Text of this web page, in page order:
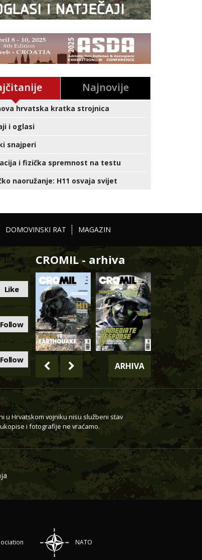
Najnovije
hrvatska kratka strojnica
i oglasi
snajperi
i fizička spremnost na testu
naoružanje: H11 osvaja svijet
DOMOVINSKI RAT MAGAZIN
Like
Follow
Follow
CROMIL - arhiva
ARHIVA
u Hrvatskom vojniku nisu službeni stav
i fotografije ne vraćamo.
NATO